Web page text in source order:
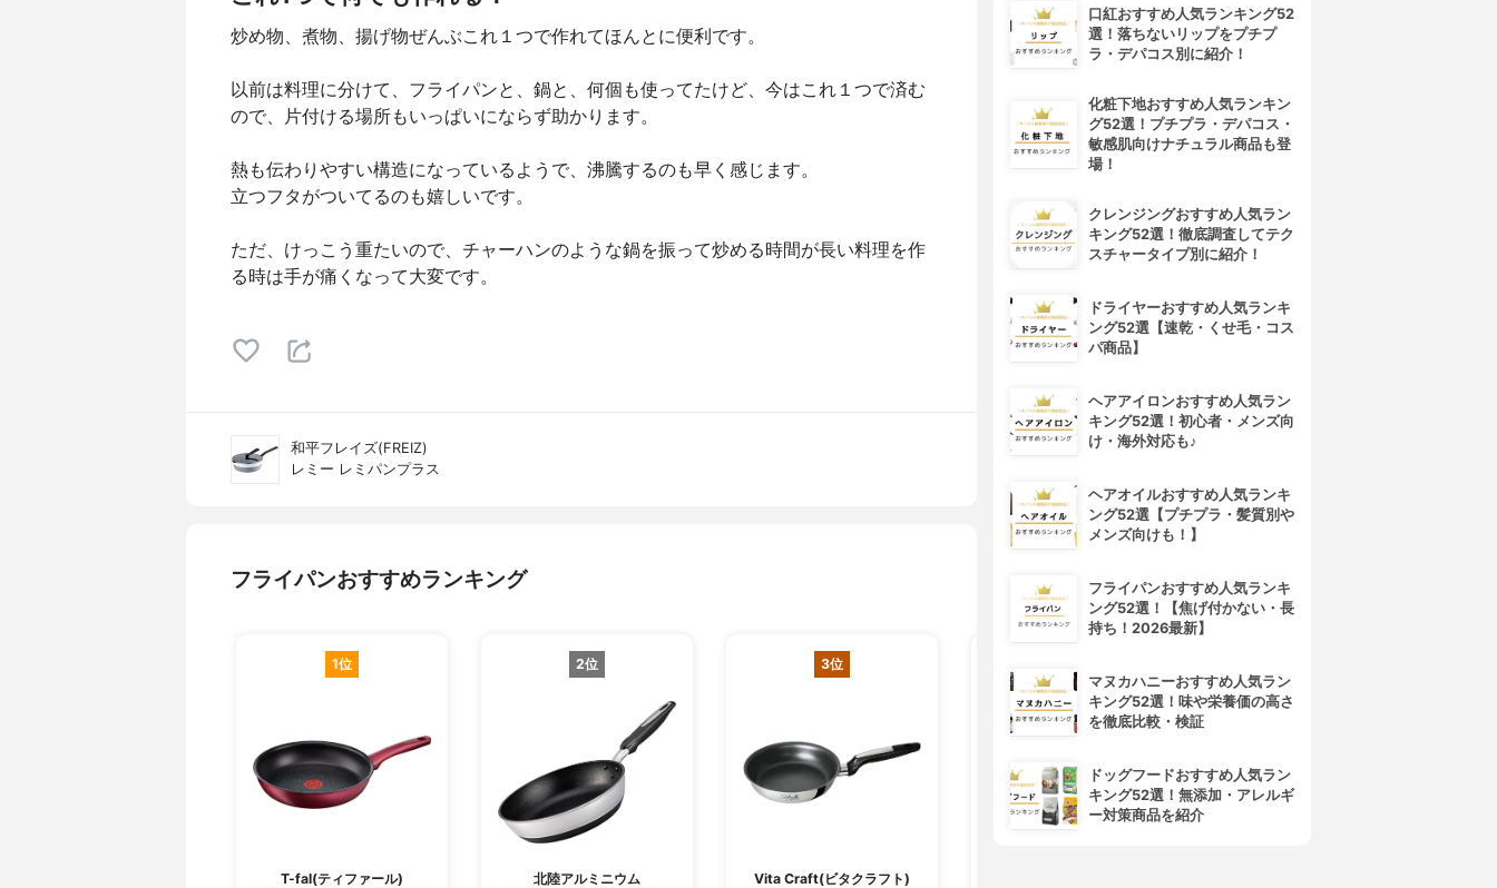
炒め物、煮物、揚げ物ぜんぶこれ１つで作れてほんとに便利です。
以前は料理に分けて、フライパンと、鍋と、何個も使ってたけど、今はこれ１つで済む
ので、片付ける場所もいっぱいにならず助かります。
熱も伝わりやすい構造になっているようで、沸騰するのも早く感じます。
立つフタがついてるのも嬉しいです。
ただ、けっこう重たいので、チャーハンのような鍋を振って炒める時間が長い料理を作
る時は手が痛くなって大変です。
和平フレイズ(FREIZ)
レミー レミパンプラス
フライパンおすすめランキング
1位
T-fal(ティファール)
2位
北陸アルミニウム
3位
Vita Craft(ビタクラフト)
口紅おすすめ人気ランキング52
選！落ちないリップをプチプ
ラ・デパコス別に紹介！
化粧下地おすすめ人気ランキン
グ52選！プチプラ・デパコス・
敏感肌向けナチュラル商品も登
場！
クレンジングおすすめ人気ラン
キング52選！徹底調査してテク
スチャータイプ別に紹介！
ドライヤーおすすめ人気ランキ
ング52選【速乾・くせ毛・コス
パ商品】
ヘアアイロンおすすめ人気ラン
キング52選！初心者・メンズ向
け・海外対応も♪
ヘアオイルおすすめ人気ランキ
ング52選【プチプラ・髪質別や
メンズ向けも！】
フライパンおすすめ人気ランキ
ング52選！【焦げ付かない・長
持ち！2026最新】
マヌカハニーおすすめ人気ラン
キング52選！味や栄養価の高さ
を徹底比較・検証
ドッグフードおすすめ人気ラン
キング52選！無添加・アレルギ
ー対策商品を紹介